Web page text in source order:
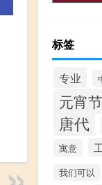
标签
专业
元宵节
唐代
寓意
我们可以